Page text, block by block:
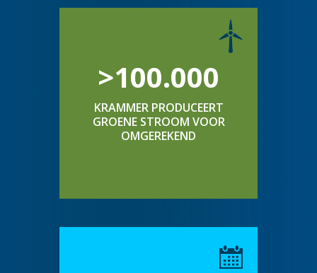
>100.000
KRAMMER PRODUCEERT
GROENE STROOM VOOR
OMGEREKEND